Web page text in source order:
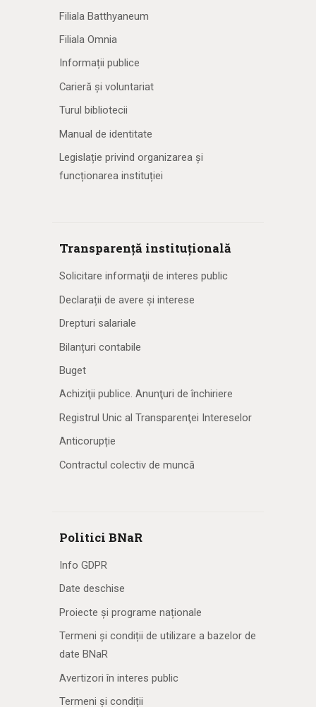
Filiala Batthyaneum
Filiala Omnia
Informații publice
Carieră și voluntariat
Turul bibliotecii
Manual de identitate
Legislație privind organizarea și
funcționarea instituției
Transparență instituțională
Solicitare informaţii de interes public
Declarații de avere și interese
Drepturi salariale
Bilanțuri contabile
Buget
Achiziţii publice. Anunţuri de închiriere
Registrul Unic al Transparenţei Intereselor
Anticorupție
Contractul colectiv de muncă
Politici BNaR
Info GDPR
Date deschise
Proiecte și programe naționale
Termeni și condiții de utilizare a bazelor de
date BNaR
Avertizori în interes public
Termeni și condiții